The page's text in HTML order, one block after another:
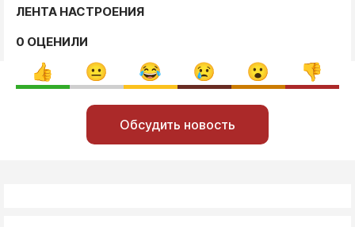
ЛЕНТА НАСТРОЕНИЯ
0 ОЦЕНИЛИ
Обсудить новость